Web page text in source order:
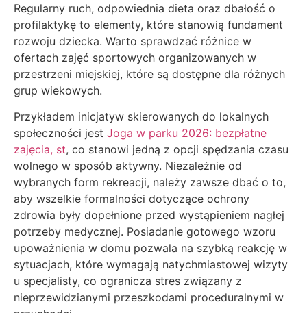
Regularny ruch, odpowiednia dieta oraz dbałość o
profilaktykę to elementy, które stanowią fundament
rozwoju dziecka. Warto sprawdzać różnice w
ofertach zajęć sportowych organizowanych w
przestrzeni miejskiej, które są dostępne dla różnych
grup wiekowych.
Przykładem inicjatyw skierowanych do lokalnych
społeczności jest Joga w parku 2026: bezpłatne
zajęcia, st, co stanowi jedną z opcji spędzania czasu
wolnego w sposób aktywny. Niezależnie od
wybranych form rekreacji, należy zawsze dbać o to,
aby wszelkie formalności dotyczące ochrony
zdrowia były dopełnione przed wystąpieniem nagłej
potrzeby medycznej. Posiadanie gotowego wzoru
upoważnienia w domu pozwala na szybką reakcję w
sytuacjach, które wymagają natychmiastowej wizyty
u specjalisty, co ogranicza stres związany z
nieprzewidzianymi przeszkodami proceduralnymi w